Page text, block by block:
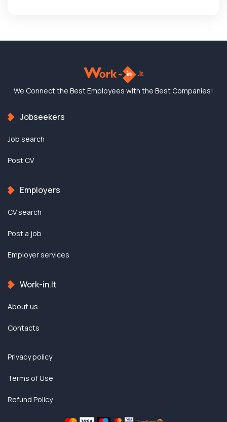
We Connect the BestEmployees with the Best Companies!
Jobseekers
Job search
Post CV
Employers
CV search
Post a job
Employer services
Work-in.lt
About us
Contacts
Privacy policy
Terms of Use
Refund Policy